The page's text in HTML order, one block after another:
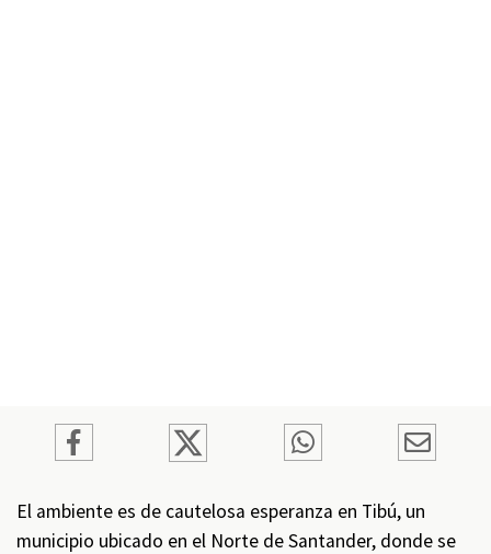
El ambiente es de cautelosa esperanza en Tibú, un
municipio ubicado en el Norte de Santander, donde se